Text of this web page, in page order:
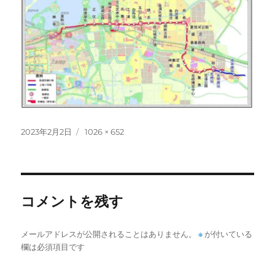
投
2023年2月2日
フ
1026 × 652
コメントを残す
メールアドレスが公開されることはありません。 ※ が付いている
欄は必須項目です